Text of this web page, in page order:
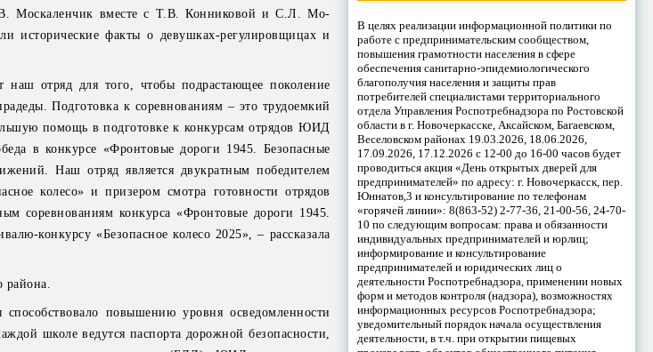
Москаленчик вместе с Т.В. Конниковой и С.Л. Мо-
исторические факты о девушках-регулировщицах и
отряд для того, чтобы подрастающее поколение
Подготовка к соревнованиям – это трудоемкий
помощь в подготовке к конкурсам отрядов ЮИД
в конкурсе «Фронтовые дороги 1945. Безопасные
Наш отряд является двукратным победителем
колесо» и призером смотра готовности отрядов
соревнованиям конкурса «Фронтовые дороги 1945.
конкурсу «Безопасное колесо 2025», – рассказала
района.
повышению уровня осведомленности
школе ведутся паспорта дорожной безопасности,
В целях реализации информационной политики по
работе с предпринимательским сообществом,
повышения грамотности населения в сфере
обеспечения санитарно-эпидемиологического
благополучия населения и защиты прав
потребителей специалистами территориального
отдела Управления Роспотребнадзора по Ростовской
области в г. Новочеркасске, Аксайском, Багаевском,
Веселовском районах 19.03.2026, 18.06.2026,
17.09.2026, 17.12.2026 с 12-00 до 16-00 часов будет
проводиться акция «День открытых дверей для
предпринимателей» по адресу: г. Новочеркасск, пер.
Юннатов,3 и консультирование по телефонам
«горячей линии»: 8(863-52) 2-77-36, 21-00-56, 24-70-
10 по следующим вопросам: права и обязанности
индивидуальных предпринимателей и юрлиц;
информирование и консультирование
предпринимателей и юридических лиц о
деятельности Роспотребнадзора, применении новых
форм и методов контроля (надзора), возможностях
информационных ресурсов Роспотребнадзора;
уведомительный порядок начала осуществления
деятельности, в т.ч. при открытии пищевых